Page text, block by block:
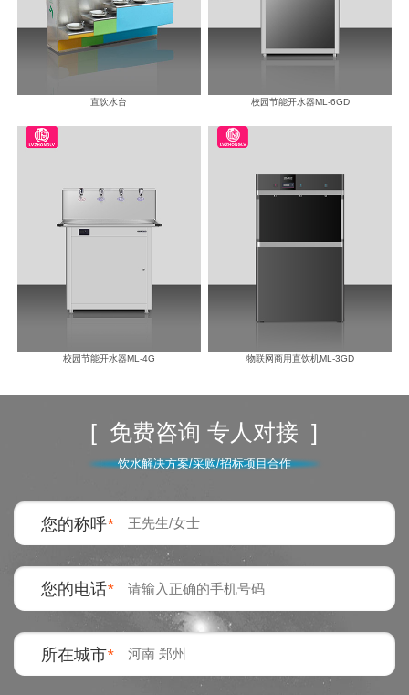
直饮水台 校园节能开水器ML-6GD
校园节能开水器ML-4G 物联网商用直饮机ML-3GD
[ 免费咨询 专人对接 ]
饮水解决方案/采购/招标项目合作
您的称呼*
您的电话*
所在城市*